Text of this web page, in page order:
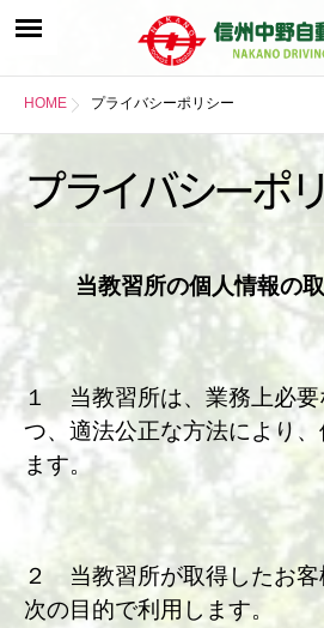
HOME プライバシーポリシー
プライバシーポリ
当教習所の個人情報の
１ 当教習所は、業務上必要
つ、適法公正な方法により
ます。
２ 当教習所が取得したお客
次の目的で利用します。